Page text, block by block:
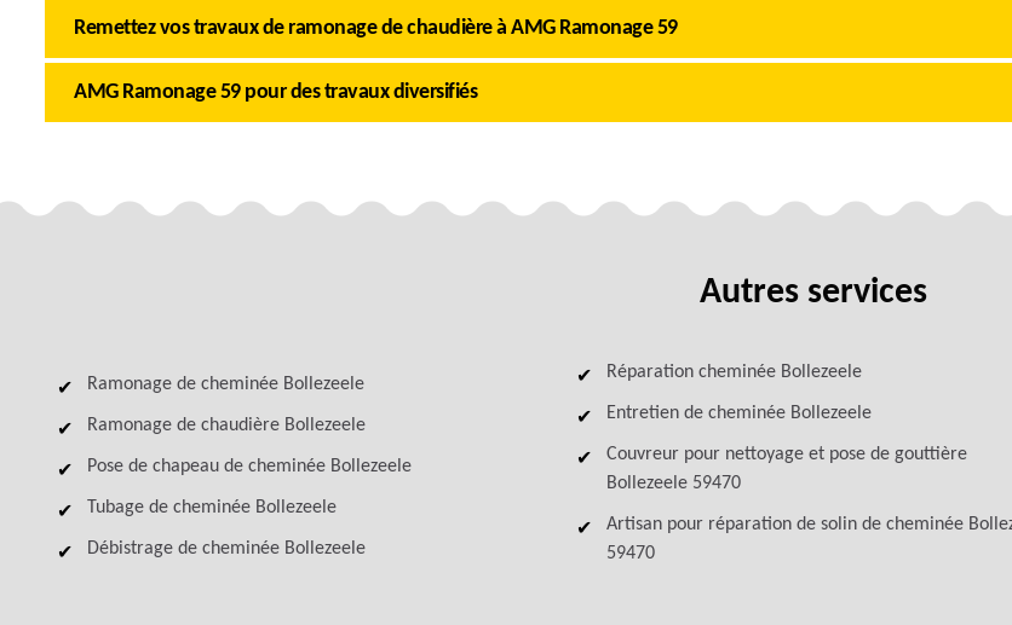
Remettez vos travaux de ramonage de chaudière à AMG Ramonage 59
AMG Ramonage 59 pour des travaux diversifiés
Autres services
Ramonage de cheminée Bollezeele
Ramonage de chaudière Bollezeele
Pose de chapeau de cheminée Bollezeele
Tubage de cheminée Bollezeele
Débistrage de cheminée Bollezeele
Réparation cheminée Bollezeele
Entretien de cheminée Bollezeele
Couvreur pour nettoyage et pose de gouttière
Bollezeele 59470
Artisan pour réparation de solin de cheminée
59470